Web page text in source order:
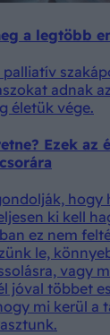
a legtöbb
palliatív
adnak
életük vége.
Ezek az
hogy
ki kell
ez nem
le,
vagy
jóval többet
mi kerül a